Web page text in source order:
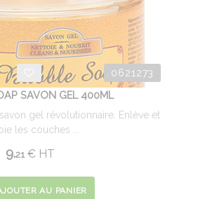
0621273
SAVON GEL 400ML
gel révolutionnaire. Enlève et
les couches ...
9.21 € HT
AU PANIER